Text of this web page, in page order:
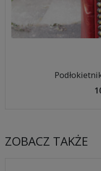
ZOBACZ TAKŻE